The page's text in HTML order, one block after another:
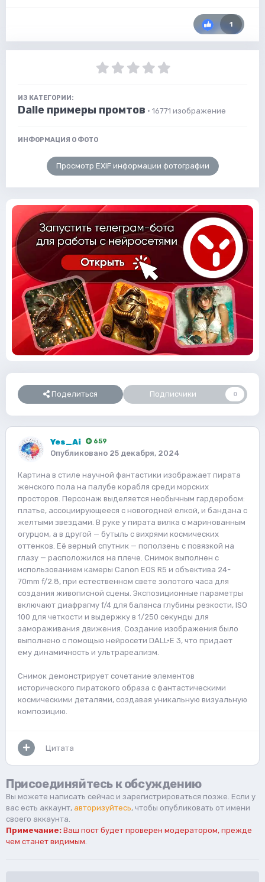
1
ИЗ КАТЕГОРИИ:
Dalle примеры промтов · 16771 изображение
ИНФОРМАЦИЯ О ФОТО
Просмотр EXIF информации фотографии
Поделиться Подписчики 0
Yes_Ai 659
Опубликовано 25 декабря, 2024
Картина в стиле научной фантастики изображает пирата
женского пола на палубе корабля среди морских
просторов. Персонаж выделяется необычным гардеробом:
платье, ассоциирующееся с новогодней елкой, и бандана с
желтыми звездами. В руке у пирата вилка с маринованным
огурцом, а в другой — бутыль с вихрями космических
оттенков. Её верный спутник — поползень с повязкой на
глазу — расположился на плече. Снимок выполнен с
использованием камеры Canon EOS R5 и объектива 24-
70mm f/2.8, при естественном свете золотого часа для
создания живописной сцены. Экспозиционные параметры
включают диафрагму f/4 для баланса глубины резкости, ISO
100 для четкости и выдержку в 1/250 секунды для
замораживания движения. Создание изображения было
выполнено с помощью нейросети DALL·E 3, что придает
ему динамичность и ультрареализм.
Снимок демонстрирует сочетание элементов
исторического пиратского образа с фантастическими
космическими деталями, создавая уникальную визуальную
композицию.
Цитата
Присоединяйтесь к обсуждению
Вы можете написать сейчас и зарегистрироваться позже. Если у
вас есть аккаунт, авторизуйтесь, чтобы опубликовать от имени
своего аккаунта.
Примечание: Ваш пост будет проверен модератором, прежде
чем станет видимым.